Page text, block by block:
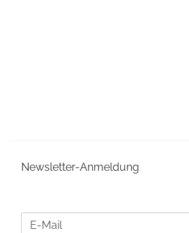
Newsletter-Anmeldung
WEITER
E-